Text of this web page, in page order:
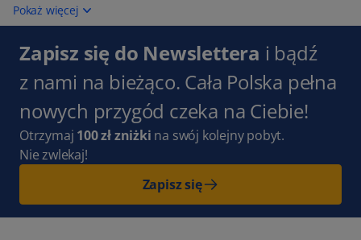
Pokaż więcej
Zapisz się do Newslettera i bądź
z nami na bieżąco. Cała Polska pełna
nowych przygód czeka na Ciebie!
Otrzymaj 100 zł zniżki na swój kolejny pobyt.
Nie zwlekaj!
Zapisz się